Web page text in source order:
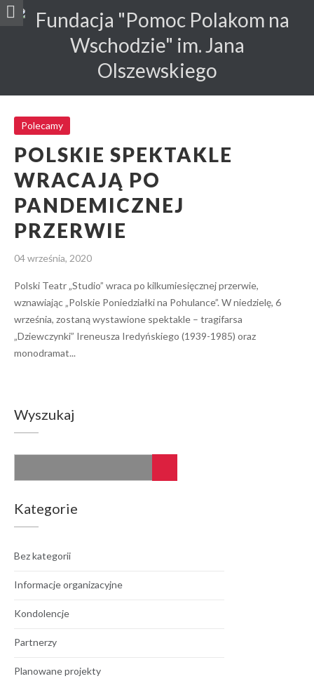
Polskie spektakle wracają po pandemicznej
Polecamy
POLSKIE SPEKTAKLE
WRACAJĄ PO
PANDEMICZNEJ
PRZERWIE
04 września, 2020
Polski Teatr „Studio” wraca po kilkumiesięcznej przerwie,
wznawiając „Polskie Poniedziałki na Pohulance”. W niedzielę, 6
września, zostaną wystawione spektakle – tragifarsa
„Dziewczynki” Ireneusza Iredyńskiego (1939-1985) oraz
monodramat...
Wyszukaj
Kategorie
Bez kategorii
Informacje organizacyjne
Kondolencje
Partnerzy
Planowane projekty